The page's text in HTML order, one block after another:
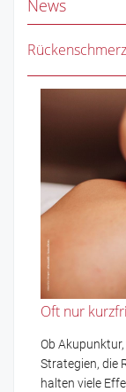
News
Oft nur
Ob
Strategien, die
halten viele